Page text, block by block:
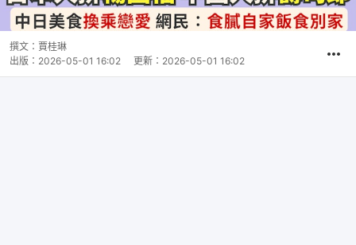
撰文： 賈桂琳
出版： 2026-05-01 16:02 更新： 2026-05-01 16:02